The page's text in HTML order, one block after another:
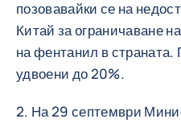
позовавайки се на
Китай за ограничаване
на фентанил в
удвоени до 20%.
2. На 29 септември